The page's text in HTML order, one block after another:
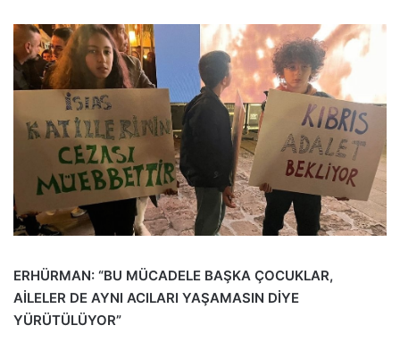
ERHÜRMAN: “BU MÜCADELE BAŞKA ÇOCUKLAR,
AİLELER DE AYNI ACILARI YAŞAMASIN DİYE
YÜRÜTÜLÜYOR”